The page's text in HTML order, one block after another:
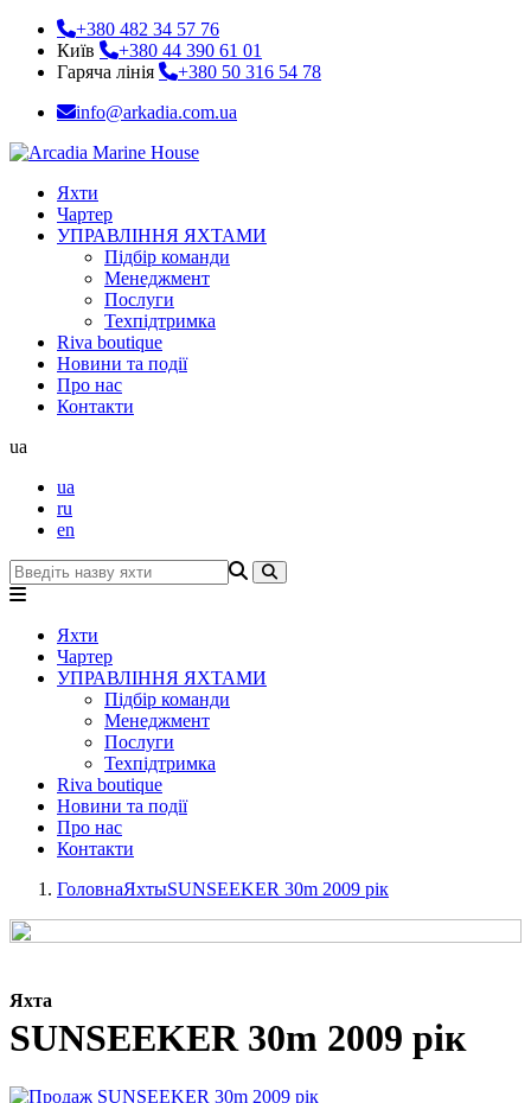
+380 482 34 57 76
Київ
+380 44 390 61 01
Гаряча лінія
+380 50 316 54 78
info@arkadia.com.ua
Яхти
Чартер
УПРАВЛІННЯ ЯХТАМИ
Підбір команди
Менеджмент
Послуги
Техпідтримка
Riva boutique
Новини та події
Про нас
Контакти
ua
ua
ru
en
Яхти
Чартер
УПРАВЛІННЯ ЯХТАМИ
Підбір команди
Менеджмент
Послуги
Техпідтримка
Riva boutique
Новини та події
Про нас
Контакти
ГоловнаЯхтыSUNSEEKER 30m 2009 рік
Яхта
SUNSEEKER 30m 2009 рік